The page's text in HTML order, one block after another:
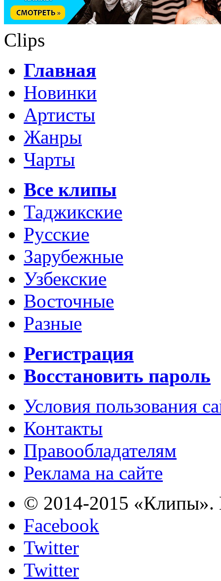
Clips
Главная
Новинки
Артисты
Жанры
Чарты
Все клипы
Таджикские
Русские
Зарубежные
Узбекские
Восточные
Разные
Регистрация
Восстановить пароль
Условия пользования
Контакты
Правообладателям
Реклама на сайте
© 2014-2015 «Клипы».
Facebook
Twitter
Twitter